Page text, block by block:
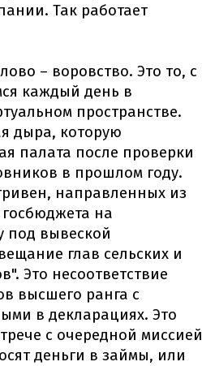
Так работает
– воровство. Это то, с
каждый день в
пространстве.
дыра, которую
палата после проверки
в прошлом году.
направленных из
на
под вывеской
глав сельских и
Это несоответствие
высшего ранга с
в декларациях. Это
с очередной миссией
деньги в займы, или